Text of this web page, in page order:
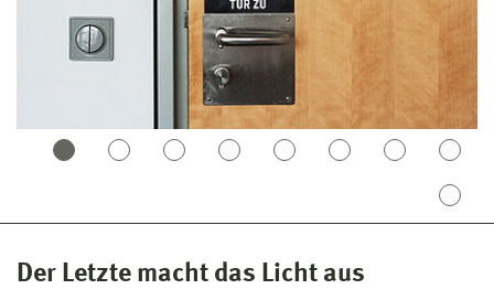
Der Letzte macht das Licht aus